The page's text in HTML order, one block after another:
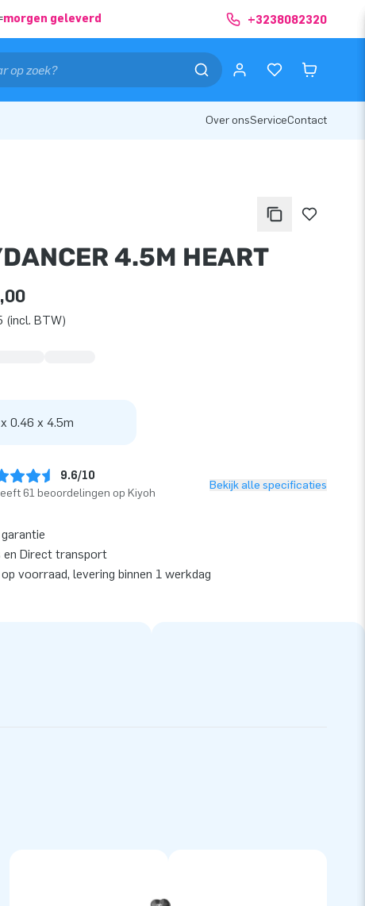
morgen geleverd +3238082320
Over onsServiceContact
4.5M HEART
(incl. BTW)
0.46 x 4.5m
9.6/10
61 beoordelingen op Kiyoh
Bekijk alle specificaties
en Direct transport
op voorraad, levering binnen 1 werkdag